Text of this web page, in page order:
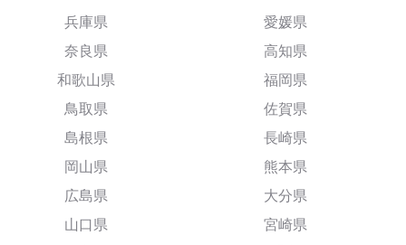
兵庫県
奈良県
和歌山県
鳥取県
島根県
岡山県
広島県
山口県
愛媛県
高知県
福岡県
佐賀県
長崎県
熊本県
大分県
宮崎県